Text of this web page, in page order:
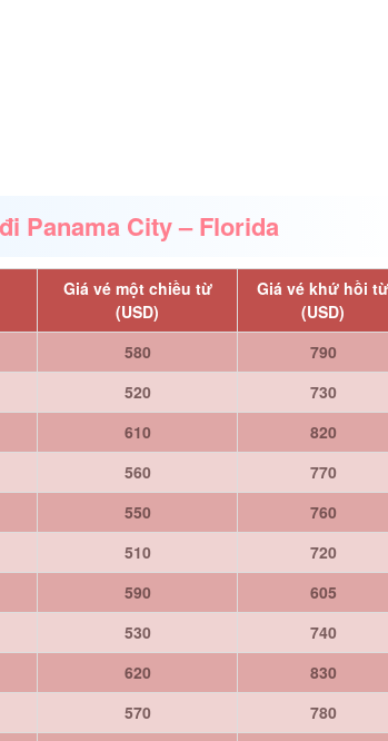
Panama City – Florida
Giá vé một chiều từ
(USD)
Giá vé khứ hồi từ
(USD)
580
790
520
730
610
820
560
770
550
760
510 720
590
605
530
740
620
830
570 780